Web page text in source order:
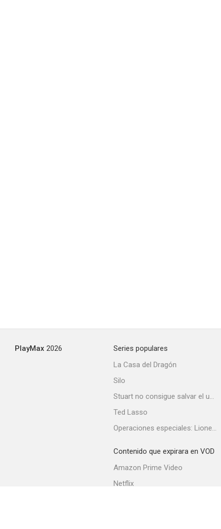
PlayMax 2026
Series populares
La Casa del Dragón
Silo
Stuart no consigue salvar el universo
Ted Lasso
Operaciones especiales: Lioness
Contenido que expirara en VOD
Amazon Prime Video
Netflix